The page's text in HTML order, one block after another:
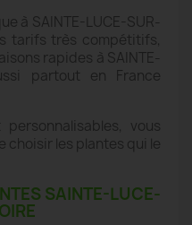
à SAINTE-LUCE-SUR-
tarifs très compétitifs,
rapides à SAINTE-
partout en France
vous
choisir les plantes qui le
SAINTE-LUCE-